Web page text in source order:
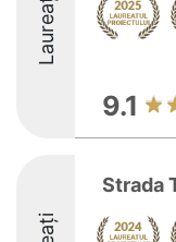
Laureați
9.1
Strada